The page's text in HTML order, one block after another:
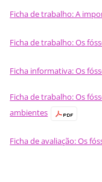
Ficha de trabalho: A
Ficha de trabalho: Os
Ficha informativa: Os
Ficha de trabalho: Os
ambientes
Ficha de avaliação: Os